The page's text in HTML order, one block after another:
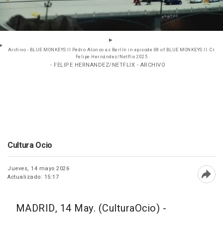
Archivo - BLUE MONKEYS II Pedro Alonso as Berlín in episode 08 of BLUE MONKEYS II. Cr.
Felipe Hernández/Netflix 2025
- FELIPE HERNANDEZ/NETFLIX - ARCHIVO
Cultura Ocio
Jueves, 14 mayo 2026
Actualizado: 15:17
MADRID, 14 May. (CulturaOcio) -